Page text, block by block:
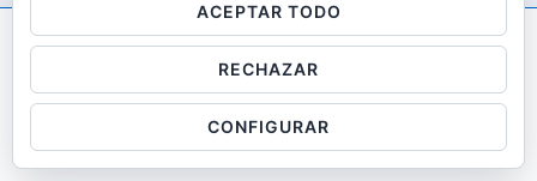
Gestalt i desenvolupaMENT: All Rights
Reserved| Funciona conTema Responsive
ACEPTAR TODO
RECHAZAR
CONFIGURAR